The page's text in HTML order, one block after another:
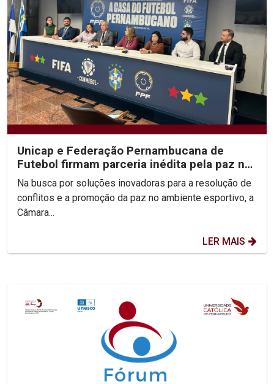
Unicap e Federação Pernambucana de
Futebol firmam parceria inédita pela paz no
esporte
Na busca por soluções inovadoras para a resolução de
conflitos e a promoção da paz no ambiente esportivo, a
Câmara...
LER MAIS